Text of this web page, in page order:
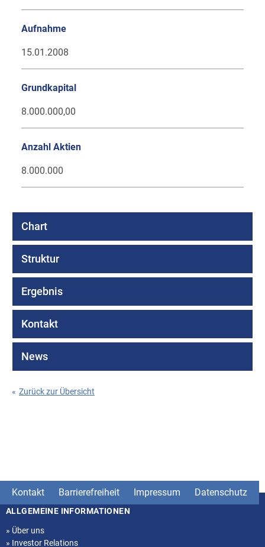
Aufnahme
15.01.2008
Grundkapital
8.000.000,00
Anzahl Aktien
8.000.000
Chart
Struktur
Ergebnis
Kontakt
News
« Zurück zur Übersicht
Kontakt Barrierefreiheit Impressum Datenschutz
Seitenstruktur
ALLGEMEINE INFORMATIONEN
» Über uns
» Investor Relations